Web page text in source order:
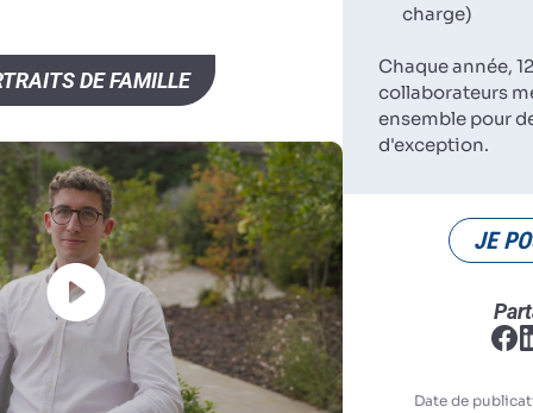
DE FAMILLE
charge)
Chaque année,
collaborateurs
ensemble pour
d'exception.
JE
Date de